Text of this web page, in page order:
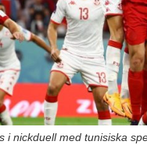
i nickduell med tunisiska